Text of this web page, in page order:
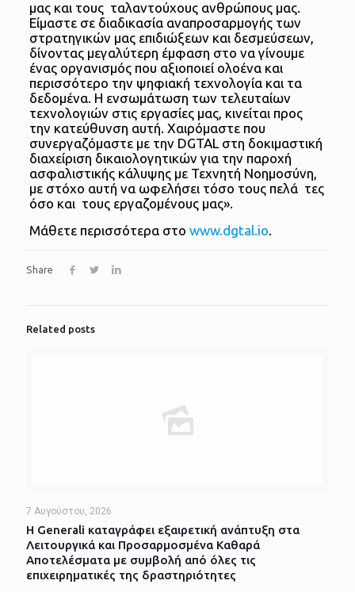
μας και τους ταλαντούχους ανθρώπους μας.
Είμαστε σε διαδικασία αναπροσαρμογής των
στρατηγικών μας επιδιώξεων και δεσμεύσεων,
δίνοντας μεγαλύτερη έμφαση στο να γίνουμε
ένας οργανισμός που αξιοποιεί ολοένα και
περισσότερο την ψηφιακή τεχνολογία και τα
δεδομένα. Η ενσωμάτωση των τελευταίων
τεχνολογιών στις εργασίες μας, κινείται προς
την κατεύθυνση αυτή. Χαιρόμαστε που
συνεργαζόμαστε με την DGTAL στη δοκιμαστική
διαχείριση δικαιολογητικών για την παροχή
ασφαλιστικής κάλυψης με Τεχνητή Νοημοσύνη,
με στόχο αυτή να ωφελήσει τόσο τους πελά τες
όσο και τους εργαζομένους μας».
Μάθετε περισσότερα στο www.dgtal.io
Share
Related posts
7 Αυγούστου, 2026
Η Generali καταγράφει εξαιρετική ανάπτυξη στα
Λειτουργικά και Προσαρμοσμένα Καθαρά
Αποτελέσματα με συμβολή από όλες τις
επιχειρηματικές της δραστηριότητες